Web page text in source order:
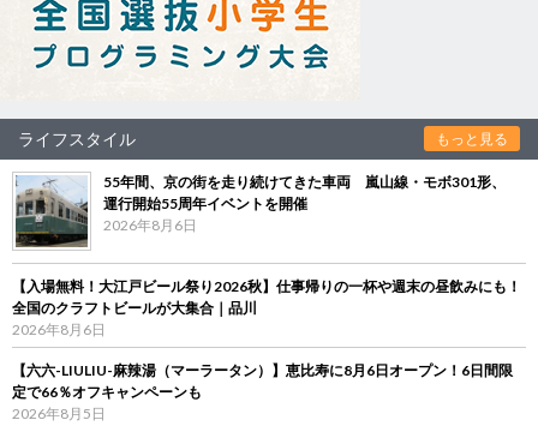
ライフスタイル もっと見る
55年間、京の街を走り続けてきた車両 嵐山線・モボ301形、
運行開始55周年イベントを開催
2026年8月6日
【入場無料！大江戸ビール祭り2026秋】仕事帰りの一杯や週末の昼飲みにも！
全国のクラフトビールが大集合｜品川
2026年8月6日
【六六-LIULIU-麻辣湯（マーラータン）】恵比寿に8月6日オープン！6日間限
定で66％オフキャンペーンも
2026年8月5日